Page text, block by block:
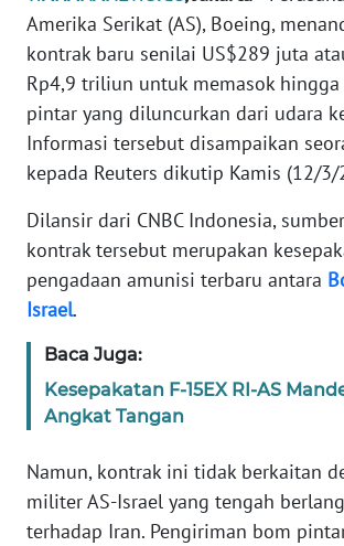
Amerika Serikat (AS), Boeing,
kontrak baru senilai US$289 juta
Rp4,9 triliun untuk memasok
pintar yang diluncurkan dari udara
Informasi tersebut disampaikan
kepada Reuters dikutip Kamis (12/3/
Dilansir dari CNBC Indonesia,
kontrak tersebut merupakan
pengadaan amunisi terbaru antara
Israel.
Baca Juga:
Kesepakatan F-15EX RI-AS
Angkat Tangan
Namun, kontrak ini tidak berkaitan
militer AS-Israel yang tengah
terhadap Iran. Pengiriman bom
Informasi
INDEKS
BERITA
KONTAK
KAMI
INFO
KAMI
PEDOMAN
MEDIA
REDAKSI